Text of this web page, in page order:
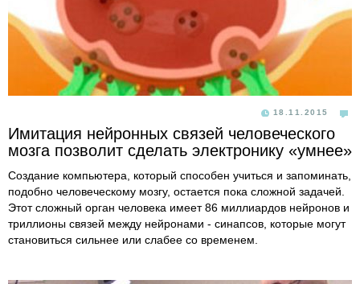
18.11.2015
Имитация нейронных связей человеческого
мозга позволит сделать электронику «умнее»
Создание компьютера, который способен учиться и запоминать,
подобно человеческому мозгу, остается пока сложной задачей.
Этот сложный орган человека имеет 86 миллиардов нейронов и
триллионы связей между нейронами - синапсов, которые могут
становиться сильнее или слабее со временем.